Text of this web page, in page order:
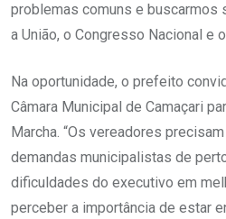
problemas comuns e buscarmos
a União, o Congresso Nacional e o
Na oportunidade, o prefeito
Câmara Municipal de Camaçari
Marcha. “Os vereadores
demandas municipalistas de
dificuldades do executivo em
perceber a importância de estar